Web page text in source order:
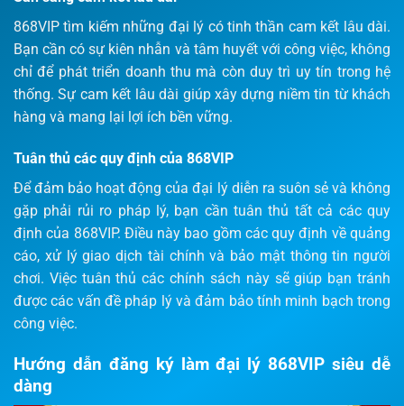
868VIP tìm kiếm những đại lý có tinh thần cam kết lâu dài.
Bạn cần có sự kiên nhẫn và tâm huyết với công việc, không
chỉ để phát triển doanh thu mà còn duy trì uy tín trong hệ
thống. Sự cam kết lâu dài giúp xây dựng niềm tin từ khách
hàng và mang lại lợi ích bền vững.
Tuân thủ các quy định của 868VIP
Để đảm bảo hoạt động của đại lý diễn ra suôn sẻ và không
gặp phải rủi ro pháp lý, bạn cần tuân thủ tất cả các quy
định của 868VIP. Điều này bao gồm các quy định về quảng
cáo, xử lý giao dịch tài chính và bảo mật thông tin người
chơi. Việc tuân thủ các chính sách này sẽ giúp bạn tránh
được các vấn đề pháp lý và đảm bảo tính minh bạch trong
công việc.
Hướng dẫn đăng ký làm đại lý 868VIP siêu dễ
dàng